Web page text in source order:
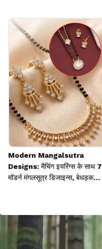
Modern Mangalsutra
Designs: मैचिंग इयरिंग्स के साथ 7
मॉडर्न मंगलसूत्र डिजाइन्स, बेधड़क